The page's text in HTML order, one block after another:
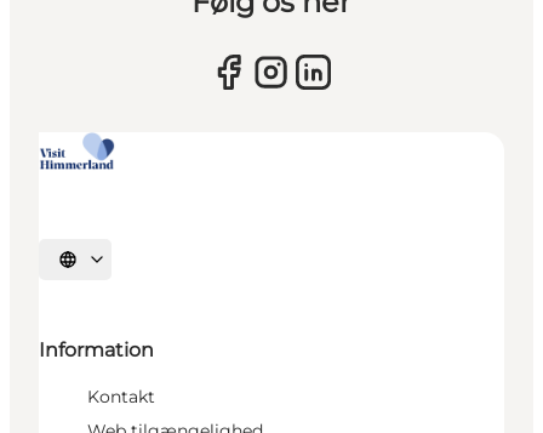
Vælg sprog
Information
Kontakt